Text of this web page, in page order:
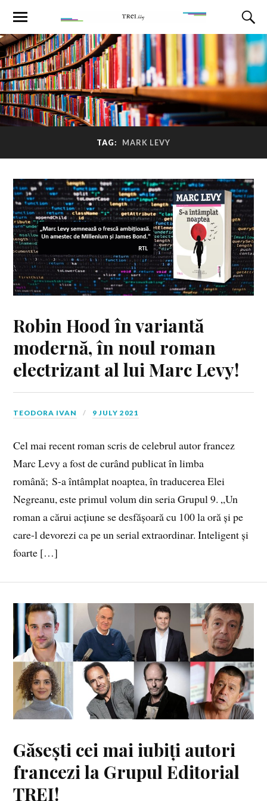
TAG: MARK LEVY
Robin Hood în variantă
modernă, în noul roman
electrizant al lui Marc Levy!
TEODORA IVAN 9 JULY 2021
Cel mai recent roman scris de celebrul autor francez
Marc Levy a fost de curând publicat în limba
română; S-a întâmplat noaptea, în traducerea Elei
Negreanu, este primul volum din seria Grupul 9. „Un
roman a cărui acțiune se desfășoară cu 100 la oră și pe
care-l devorezi ca pe un serial extraordinar. Inteligent și
foarte […]
Găsești cei mai iubiți autori
francezi la Grupul Editorial
TREI!